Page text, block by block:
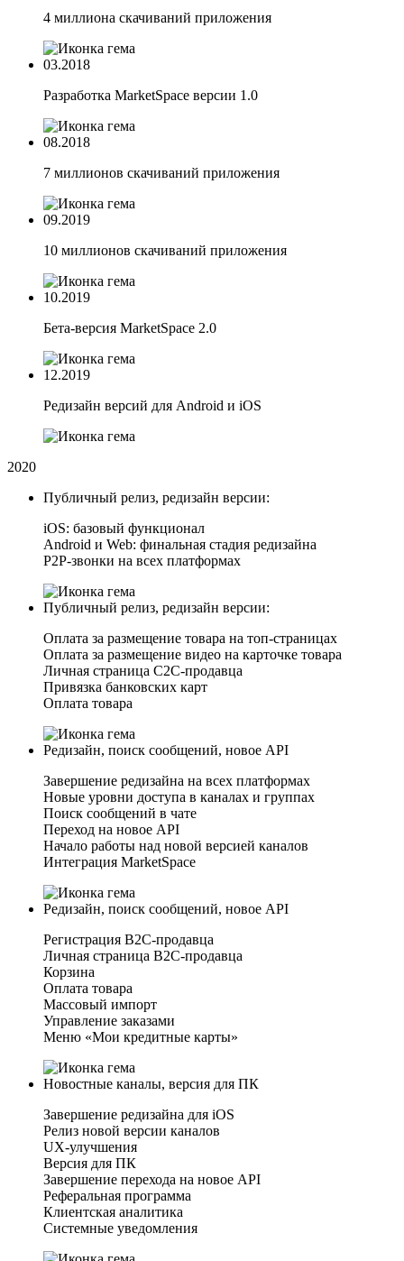
4 миллиона скачиваний приложения
03.2018
Разработка MarketSpace версии 1.0
08.2018
7 миллионов скачиваний приложения
09.2019
10 миллионов скачиваний приложения
10.2019
Бета-версия MarketSpace 2.0
12.2019
Редизайн версий для Android и iOS
2020
Публичный релиз, редизайн версии:
iOS: базовый функционал
Android и Web: финальная стадия редизайна
P2P-звонки на всех платформах
Публичный релиз, редизайн версии:
Оплата за размещение товара на топ-страницах
Оплата за размещение видео на карточке товара
Личная страница C2C-продавца
Привязка банковских карт
Оплата товара
Редизайн, поиск сообщений, новое API
Завершение редизайна на всех платформах
Новые уровни доступа в каналах и группах
Поиск сообщений в чате
Переход на новое API
Начало работы над новой версией каналов
Интеграция MarketSpace
Редизайн, поиск сообщений, новое API
Регистрация B2C-продавца
Личная страница B2C-продавца
Корзина
Оплата товара
Массовый импорт
Управление заказами
Меню «Мои кредитные карты»
Новостные каналы, версия для ПК
Завершение редизайна для iOS
Релиз новой версии каналов
UX-улучшения
Версия для ПК
Завершение перехода на новое API
Реферальная программа
Клиентская аналитика
Системные уведомления